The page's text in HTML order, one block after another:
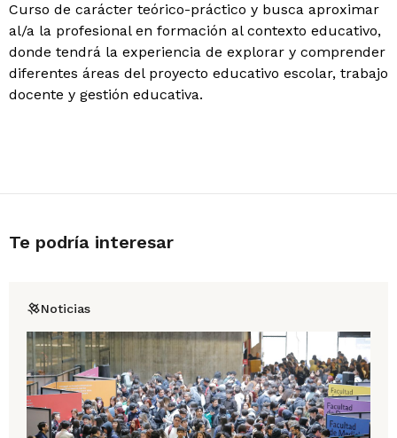
Curso de carácter teórico-práctico y busca aproximar
al/a la profesional en formación al contexto educativo,
donde tendrá la experiencia de explorar y comprender
diferentes áreas del proyecto educativo escolar, trabajo
docente y gestión educativa.
Te podría interesar
Noticias